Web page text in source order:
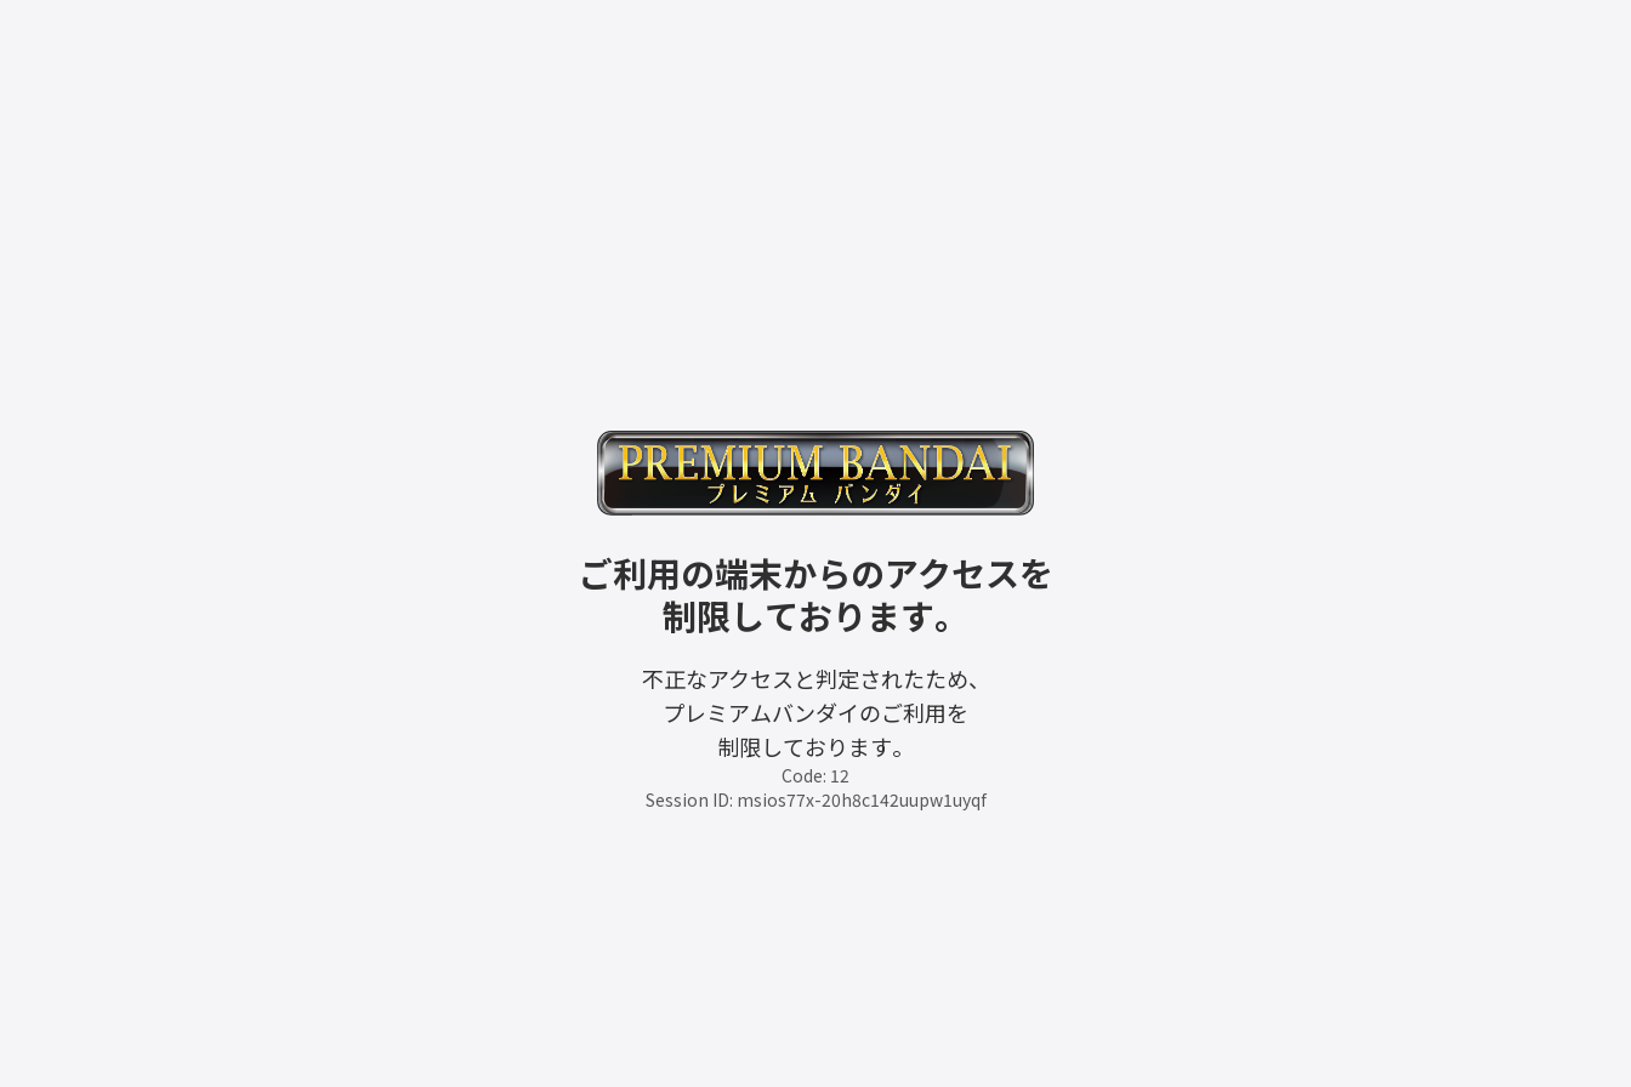
ご利用の端末からのアクセスを
制限しております。
不正なアクセスと判定されたため、
プレミアムバンダイのご利用を
制限しております。
Code: 12
Session ID: msios77x-20h8c142uupw1uyqf